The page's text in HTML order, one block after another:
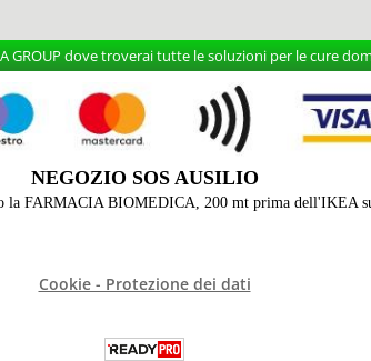
GROUP dove troverai tutte le soluzioni per le cure
NEGOZIO SOS AUSILIO
FARMACIA BIOMEDICA, 200 mt prima dell'IKEA
Cookie - Protezione dei dati